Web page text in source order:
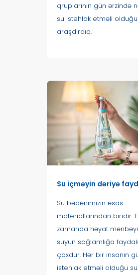
qruplarının gün ərzində
su istehlak etməli
araşdırdıq.
Su içməyin dəriyə
Su bədənimizin əsas
materiallarından biridir.
zamanda həyat
suyun sağlamlığa
çoxdur. Hər bir insanın
istehlak etməli olduğu